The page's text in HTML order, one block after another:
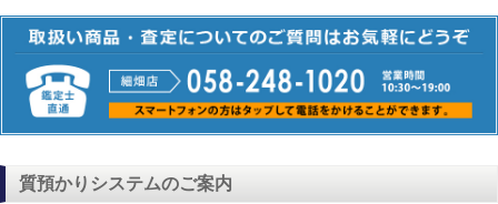
質預かりシステムのご案内